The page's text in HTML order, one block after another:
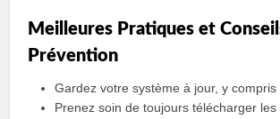
Meilleures Pratiques et
Prévention
Gardez votre système à jour, y compris
Prenez soin de toujours télécharger